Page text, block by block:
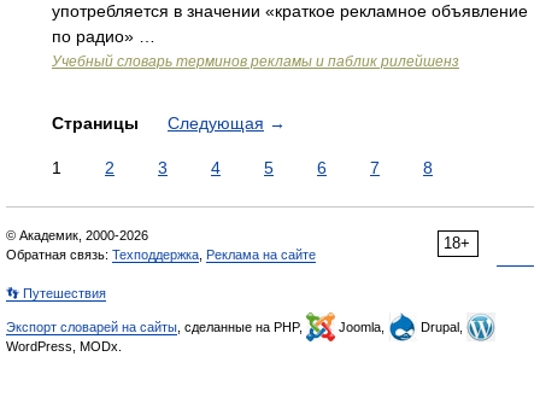
употребляется в значении «краткое рекламное объявление
по радио» …
Учебный словарь терминов рекламы и паблик рилейшенз
Страницы Следующая →
1 2 3 4 5 6 7 8
18+
© Академик, 2000-2026
Обратная связь: Техподдержка Реклама на сайте
👣 Путешествия
Экспорт словарей на сайты , сделанные на PHP, Joomla,
Drupal,
WordPress, MODx.